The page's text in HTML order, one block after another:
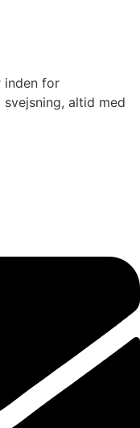
inden for
altid med